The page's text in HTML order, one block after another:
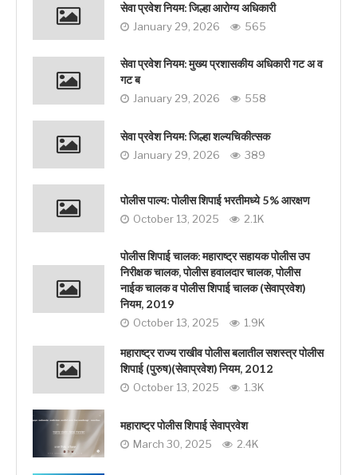
सेवा प्रवेश नियम: जिल्हा आरोग्य अधिकारी
January 29, 2026 565
सेवा प्रवेश नियम: मुख्य प्रशासकीय अधिकारी गट अ व
गट ब
January 29, 2026 558
सेवा प्रवेश नियम: जिल्हा शल्यचिकीत्सक
January 29, 2026 389
पोलीस पाल्य: पोलीस शिपाई भरतीमध्ये 5% आरक्षण
October 13, 2025 2.1K
पोलीस शिपाई चालक: महाराष्ट्र सहायक पोलीस उप
निरीक्षक चालक, पोलीस हवालदार चालक, पोलीस
नाईक चालक व पोलीस शिपाई चालक (सेवाप्रवेश)
नियम, 2019
October 13, 2025 1.9K
महाराष्ट्र राज्य राखीव पोलीस बलातील सशस्त्र पोलीस
शिपाई (पुरुष)(सेवाप्रवेश) नियम, 2012
October 13, 2025 1.3K
महाराष्ट्र पोलीस शिपाई सेवाप्रवेश
March 30, 2025 2.4K